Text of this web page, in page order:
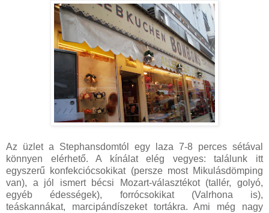
Az üzlet a Stephansdomtól egy laza 7-8 perces sétával
könnyen elérhető. A kínálat elég vegyes: találunk itt
egyszerű konfekciócsokikat (persze most Mikulásdömping
van), a jól ismert bécsi Mozart-választékot (tallér, golyó,
egyéb édességek), forrócsokikat (Valrhona is),
teáskannákat, marcipándíszeket tortákra. Ami még nagy